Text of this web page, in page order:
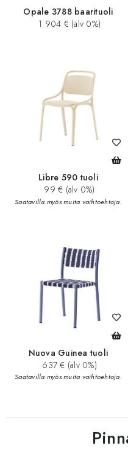
Opale 3788 baarituoli
1 904 € (alv 0%)
Libre 590 tuoli
99 € (alv 0%)
Saatavilla myös muita vaihtoehtoja.
Nuova Guinea tuoli
637 € (alv 0%)
Saatavilla myös muita vaihtoehtoja.